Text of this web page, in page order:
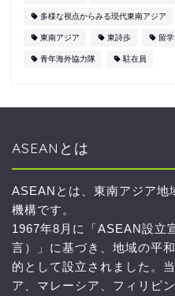
多様な視点からみる現代東南アジア
東南アジア 東詩歩 留学
青年海外協力隊 駐在員
ASEANとは
ASEANとは、東南アジア地
機構です。
1967年8月に「ASEAN設立
言）」に基づき、地域の平
的として設立されました。
ア、マレーシア、フィリピ